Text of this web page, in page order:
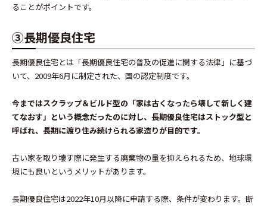
ることがポイントです。
③長期優良住宅
長期優良住宅とは「長期優良住宅の普及の促進に関する法律」に基づ
いて、2009年6月に制定された、国の認定制度です。
今まではスクラップ＆ビルド型の「家は古くなったら壊して新しく建
てなおす」という概念だったのに対し、長期優良住宅はストック型と
呼ばれ、長期に渡り住み続けられる家造りが目的です。
古い家を取り壊す際に発生する廃棄物の量を抑えられるため、地球環
境にも良いというメリットがあります。
長期優良住宅は2022年10月以降に申請する際、条件が変わります。断